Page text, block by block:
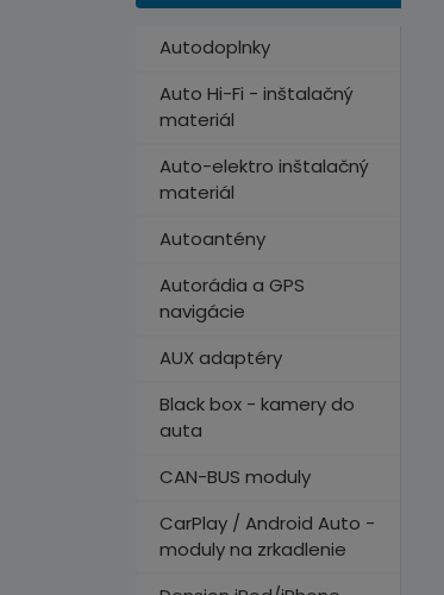
Autodoplnky
Auto Hi-Fi - inštalačný
materiál
Auto-elektro inštalačný
materiál
Autoantény
Autorádia a GPS
navigácie
AUX adaptéry
Black box - kamery do
auta
CAN-BUS moduly
CarPlay / Android Auto -
moduly na zrkadlenie